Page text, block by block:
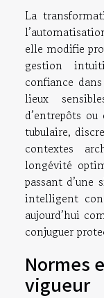
La
elle modifie
gestion
confiance
lieux
d’entrepôts
tubulaire,
contextes
longévité
passant d’une
intelligent
aujourd’hui
conjuguer
Normes
vigueur